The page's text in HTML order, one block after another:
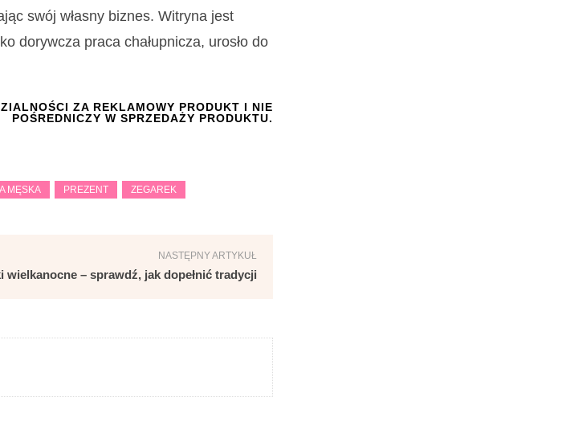
swój własny biznes. Witryna jest
dorywcza praca chałupnicza, urosło do
ZA REKLAMOWY PRODUKT I NIE
POŚREDNICZY W SPRZEDAŻY PRODUKTU.
MĘSKA PREZENT ZEGAREK
NASTĘPNY ARTYKUŁ
wielkanocne – sprawdź, jak dopełnić tradycji